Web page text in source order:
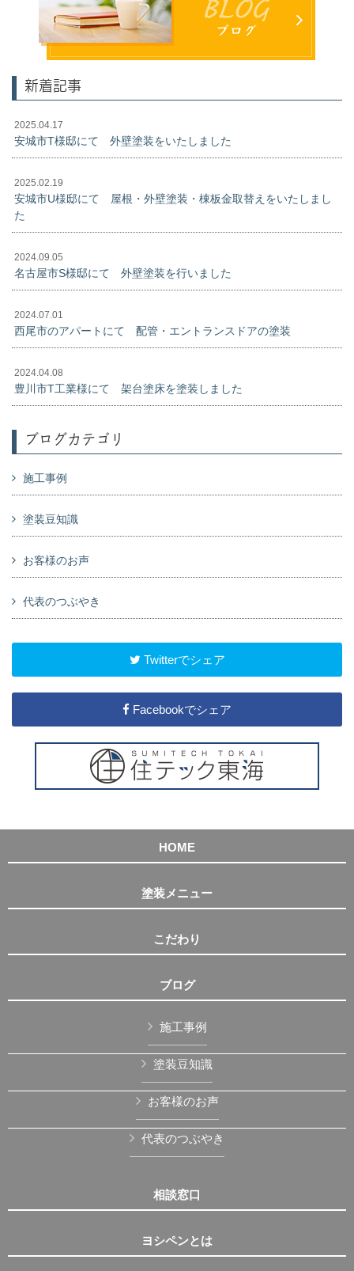
新着記事
2025.04.17
安城市T様邸にて 外壁塗装をいたしました
2025.02.19
安城市U様邸にて 屋根・外壁塗装・棟板金取替えをいたしまし
た
2024.09.05
名古屋市S様邸にて 外壁塗装を行いました
2024.07.01
西尾市のアパートにて 配管・エントランスドアの塗装
2024.04.08
豊川市T工業様にて 架台塗床を塗装しました
ブログカテゴリ
施工事例
塗装豆知識
お客様のお声
代表のつぶやき
Twitterでシェア
Facebookでシェア
HOME
塗装メニュー
こだわり
ブログ
施工事例
塗装豆知識
お客様のお声
代表のつぶやき
相談窓口
ヨシペンとは